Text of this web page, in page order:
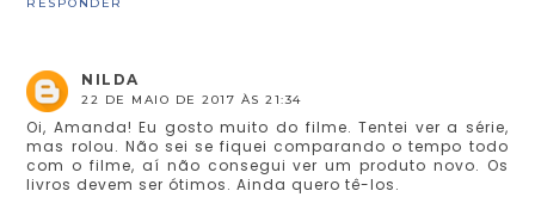
RESPONDER
NILDA
22 DE MAIO DE 2017 ÀS 21:34
Oi, Amanda! Eu gosto muito do filme. Tentei ver a série,
mas rolou. Não sei se fiquei comparando o tempo todo
com o filme, aí não consegui ver um produto novo. Os
livros devem ser ótimos. Ainda quero tê-los.